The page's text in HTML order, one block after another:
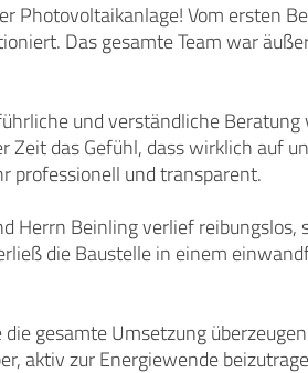
Photovoltaikanlage! Vom ersten
Das gesamte Team war
und verständliche Beratung
das Gefühl, dass wirklich auf
professionell und transparent.
Herrn Beinling verlief reibungslos,
die Baustelle in einem
gesamte Umsetzung
aktiv zur Energiewende